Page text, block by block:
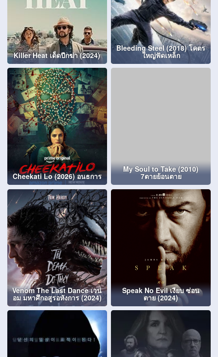
Killer Heat เด็ดปีกฆ่า (2024)
Bleeding Steel (2018) โคตร
ใหญ่ฟัดเหล็ก
Cheekati Lo (2026) อนธการ
My Soul to Take (2010)
7ตายย้อนตาย
Venom The Last Dance เวน่
อม มหาศึกอสูรอหังการ (2024)
Speak No Evil เงียบ ซ่อน
ตาย (2024)